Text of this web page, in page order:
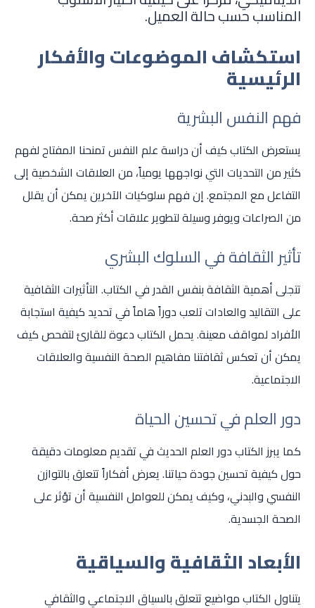
المناسب حسب حالة العميل.
استكشاف الموضوعات والأفكار
الرئيسية
فهم النفس البشرية
يستعرض الكتاب كيف أن دراسة علم النفس تمنحنا المفتاح لفهم
كثير من التحديات التي نواجهها يومياً، من العلاقات الشخصية إلى
التفاعل مع المجتمع. إن فهم سلوكيات الآخرين يمكن أن يقلل
من الصراعات ويوفر وسيلة لتطوير علاقات أكثر صحة.
تأثير الثقافة في السلوك البشري
تتجلى أهمية الثقافة بنفس القدر في الكتاب. التأثيرات الثقافية
على التقاليد والعادات تلعب دوراً هاماً في تحديد كيفية استجابة
الأفراد لمواقف معينة. يحمل الكتاب دعوة للقارئ لتفحص كيف
يمكن أن تعكس ثقافتنا مفاهيم الصحة النفسية والعلاقات
الاجتماعية.
دور العلم في تحسين الحياة
كما يبرز الكتاب دور العلم الحديث في تقديم معلومات دقيقة
حول كيفية تحسين جودة حياتنا. يعرض أفكاراً تتعلق بالتوازن
النفسي والبدني، وكيف يمكن للعوامل النفسية أن تؤثر على
الصحة الجسدية.
الأبعاد الثقافية والسياقية
يتناول الكتاب مواضيع تتعلق بالسياق الاجتماعي والثقافي